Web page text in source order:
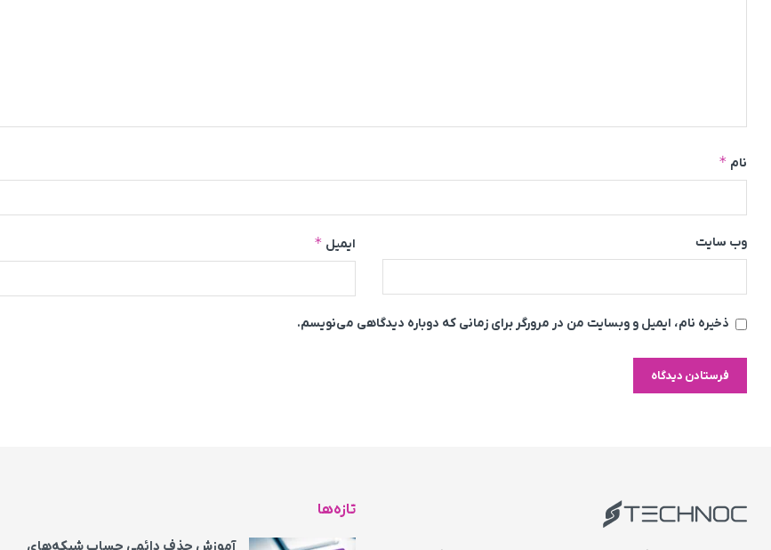
نام *
ایمیل * وب‌ سایت
ذخیره نام، ایمیل و وبسایت من در مرورگر برای زمانی که دوباره دیدگاهی می‌نویسم.
تازه‌ها